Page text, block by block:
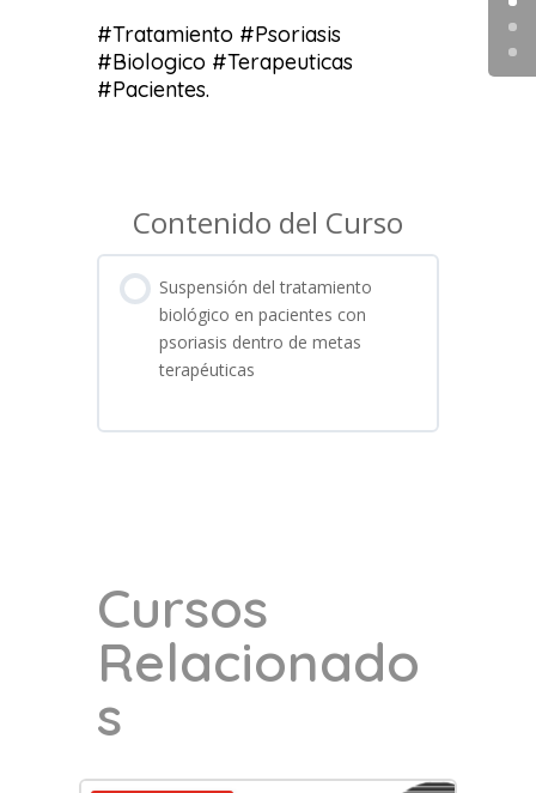
#Tratamiento #Psoriasis
#Biologico #Terapeuticas
#Pacientes.
Contenido del Curso
Suspensión del tratamiento
biológico en pacientes con
psoriasis dentro de metas
terapéuticas
Cursos
Relacionado
s